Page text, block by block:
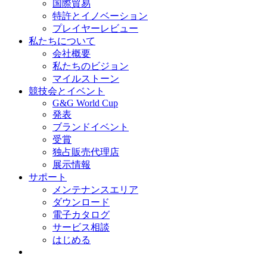
国際貿易
特許とイノベーション
プレイヤーレビュー
私たちについて
会社概要
私たちのビジョン
マイルストーン
競技会とイベント
G&G World Cup
発表
ブランドイベント
受賞
独占販売代理店
展示情報
サポート
メンテナンスエリア
ダウンロード
電子カタログ
サービス相談
はじめる